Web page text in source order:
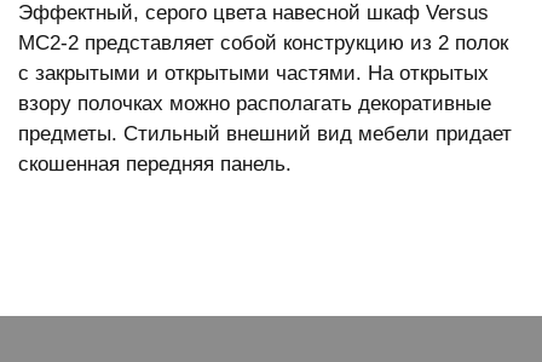
Эффектный, серого цвета навесной шкаф Versus
МС2-2 представляет собой конструкцию из 2 полок
с закрытыми и открытыми частями. На открытых
взору полочках можно располагать декоративные
предметы. Стильный внешний вид мебели придает
скошенная передняя панель.